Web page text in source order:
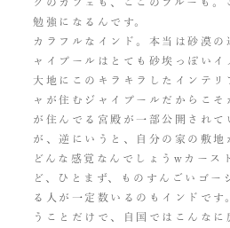
クのカフェも、ここのブルーも。
勉強になるんです。
カラフルなインド。本当は砂漠の
ャイプールはとても砂埃っぽいイ
大地にこのキラキラしたインテリ
ャが住むジャイプールだからこ
が住んでる宮殿が一部公開されて
が、逆にいうと、自分の家の敷地
どんな感覚なんでしょうwカース
ど、ひとまず、ものすんごいゴー
る人が一定数いるのもインドです
うことだけで、自国ではこんなに